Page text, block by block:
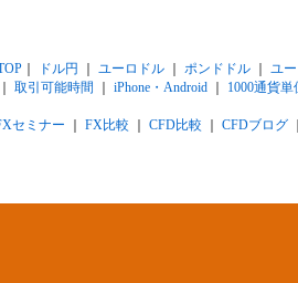
｜ ドル円 ユーロドル｜ ポンドドル｜ ユ
取引可能時間 iPhone・Android 1000通貨単
セミナー FX比較 CFD比較 CFDブログ